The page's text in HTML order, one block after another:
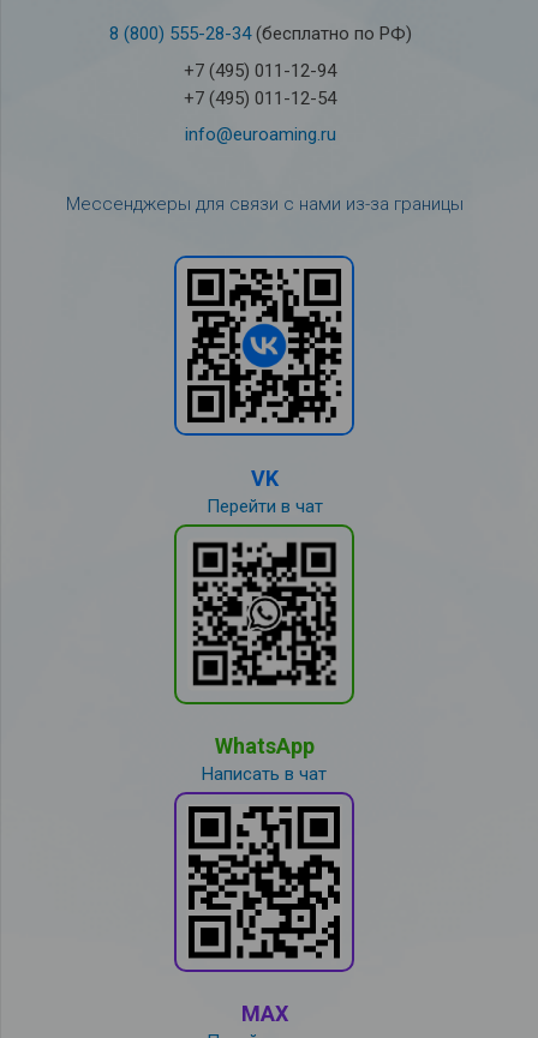
8 (800) 555-28-34(бесплатно по РФ)
+7 (495) 011-12-94
+7 (495) 011-12-54
info@euroaming.ru
Мессенджеры для связи с нами из-за границы
VK
Перейти в чат
WhatsApp
Написать в чат
MAX